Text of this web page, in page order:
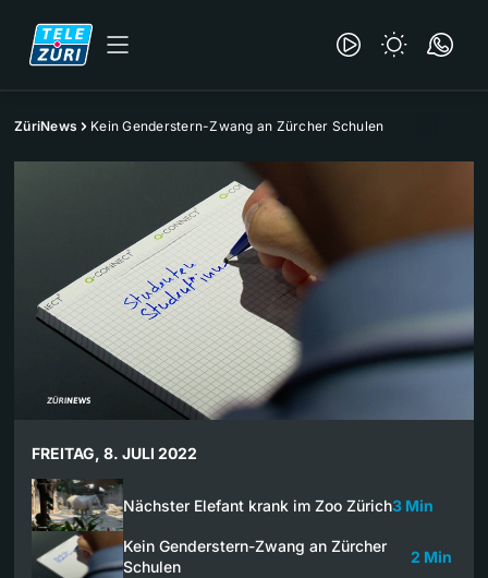
ZüriNews Kein Genderstern-Zwang an Zürcher Schulen
FREITAG, 8. JULI 2022
Nächster Elefant krank im Zoo Zürich3 Min
Kein Genderstern-Zwang an Zürcher
Schulen
2 Min